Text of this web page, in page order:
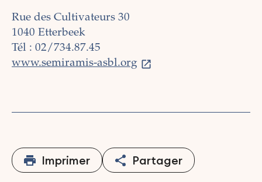
Rue des Cultivateurs 30
1040 Etterbeek
Tél : 02/734.87.45
www.semiramis-asbl.org
Imprimer Partager